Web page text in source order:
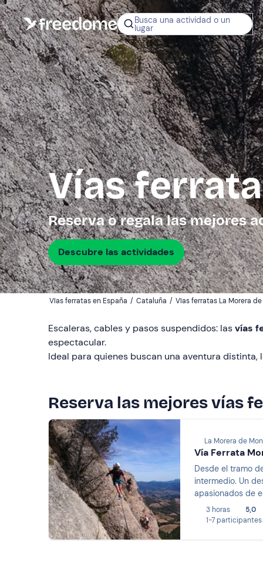
Busca una actividad o un
lugar
¿No sabes
regalar?
Tarjeta Regalo
Freedome
Un regalo
permite elegir
experiencias
en toda
Regala
Vías
Reserva o regala las mejores
Descubre las actividades
Vías ferratas en España / Cataluña / Vías ferratas La Morera
Escaleras, cables y pasos suspendidos: lasvías
espectacular.
Ideal para quienes buscan una aventura distinta,
Reserva las mejores vías
La Morera de
Vía Ferrata
Desde el tramo
intermedio. Un
apasionados de
3 horas
5,0
1-7 participantes